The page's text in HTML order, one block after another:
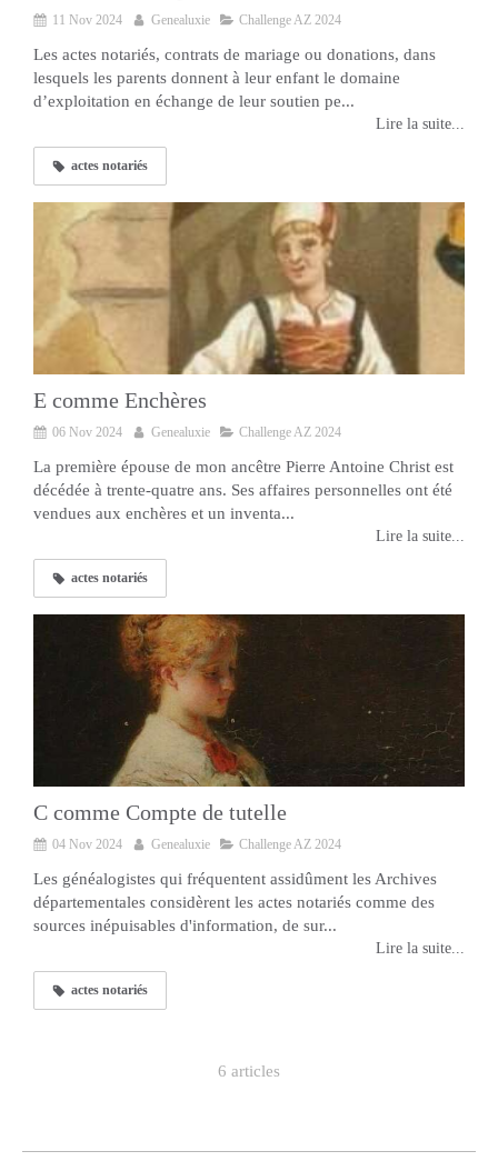
11 Nov 2024 Genealuxie Challenge AZ 2024
Les actes notariés, contrats de mariage ou donations, dans
lesquels les parents donnent à leur enfant le domaine
d’exploitation en échange de leur soutien pe...
Lire la suite...
actes notariés
E comme Enchères
06 Nov 2024 Genealuxie Challenge AZ 2024
La première épouse de mon ancêtre Pierre Antoine Christ est
décédée à trente-quatre ans. Ses affaires personnelles ont été
vendues aux enchères et un inventa...
Lire la suite...
actes notariés
C comme Compte de tutelle
04 Nov 2024 Genealuxie Challenge AZ 2024
Les généalogistes qui fréquentent assidûment les Archives
départementales considèrent les actes notariés comme des
sources inépuisables d'information, de sur...
Lire la suite...
actes notariés
6 articles